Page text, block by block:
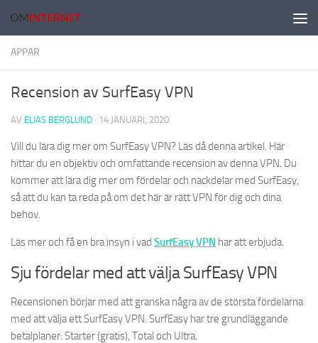
Hoppa till innehåll
APPAR
Recension av SurfEasy VPN
AV ELIAS BERGLUND · 14 JANUARI, 2020
Vill du lära dig mer om SurfEasy VPN? Läs då denna artikel. Här
hittar du en objektiv och omfattande recension av denna VPN. Du
kommer att lära dig mer om fördelar och nackdelar med SurfEasy,
så att du kan ta reda på om det här är rätt VPN för dig och dina
behov.
Läs mer och få en bra insyn i vad SurfEasy VPN har att erbjuda.
Sju fördelar med att välja SurfEasy VPN
Recensionen börjar med att granska några av de största fördelarna
med att välja ett SurfEasy VPN. SurfEasy har tre grundläggande
betalplaner: Starter (gratis), Total och Ultra.